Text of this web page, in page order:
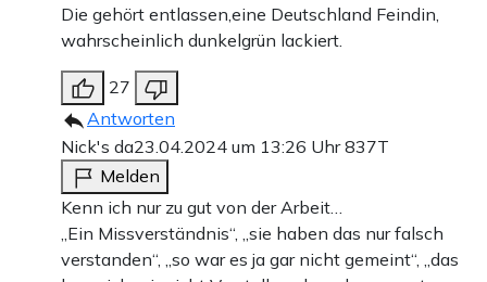
Die gehört entlassen,eine Deutschland Feindin,
wahrscheinlich dunkelgrün lackiert.
27
Antworten
Nick's da23.04.2024 um 13:26 Uhr837T
Melden
Kenn ich nur zu gut von der Arbeit…
„Ein Missverständnis“, „sie haben das nur falsch
verstanden“, „so war es ja gar nicht gemeint“, „das